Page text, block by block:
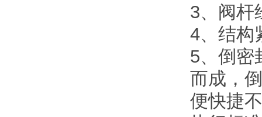
3、阀杆
4、结构
5、倒密
而成，
便快捷